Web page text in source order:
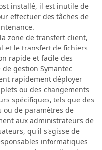
installé, il est inutile de
effectuer des tâches de
zone de transfert client,
et le transfert de fichiers
rapide et facile des
gestion Symantec
rapidement déployer
ou des changements
spécifiques, tels que des
ou de paramètres de
aux administrateurs de
qu'il s'agisse de
informatiques